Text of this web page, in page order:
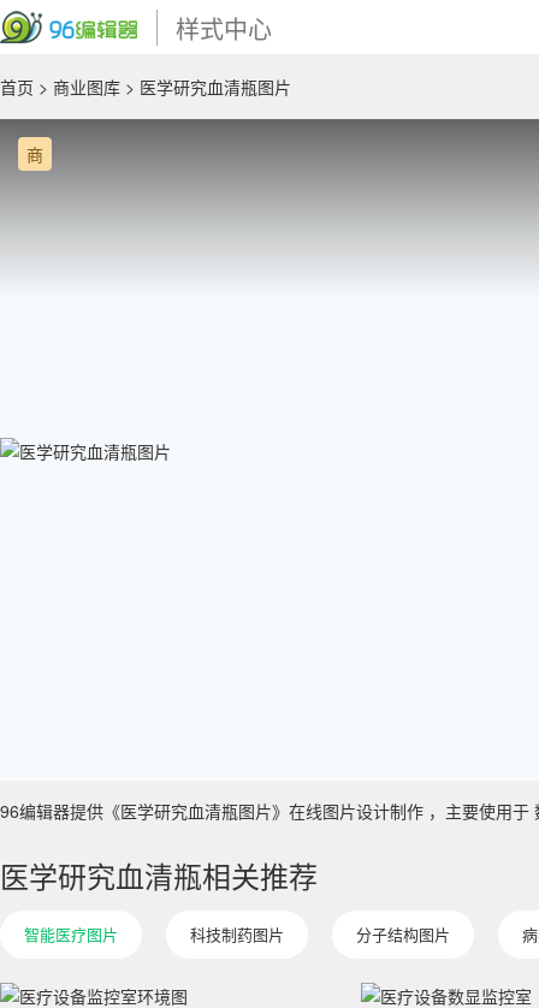
样式中心
首页 > 商业图库 > 医学研究血清瓶图片
商
96编辑器提供《医学研究血清瓶图片》在线图片设计制作 ，主要使用
医学研究血清瓶相关推荐
智能医疗图片 科技制药图片 分子结构图片